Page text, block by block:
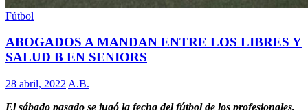
Fútbol
ABOGADOS A MANDAN ENTRE LOS LIBRES Y
SALUD B EN SENIORS
28 abril, 2022 A.B.
El sábado pasado se jugó la fecha del fútbol de los profesionales,